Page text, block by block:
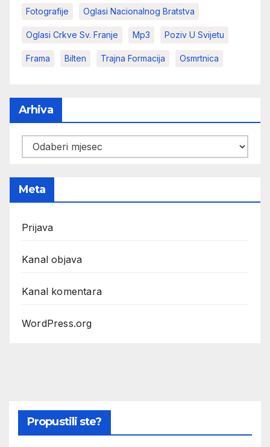
Fotografije Oglasi Nacionalnog Bratstva
Oglasi Crkve Sv. Franje Mp3 Poziv U Svijetu
Frama Bilten Trajna Formacija Osmrtnica
Arhiva
Arhiva
Meta
Prijava
Kanal objava
Kanal komentara
WordPress.org
Propustili ste?